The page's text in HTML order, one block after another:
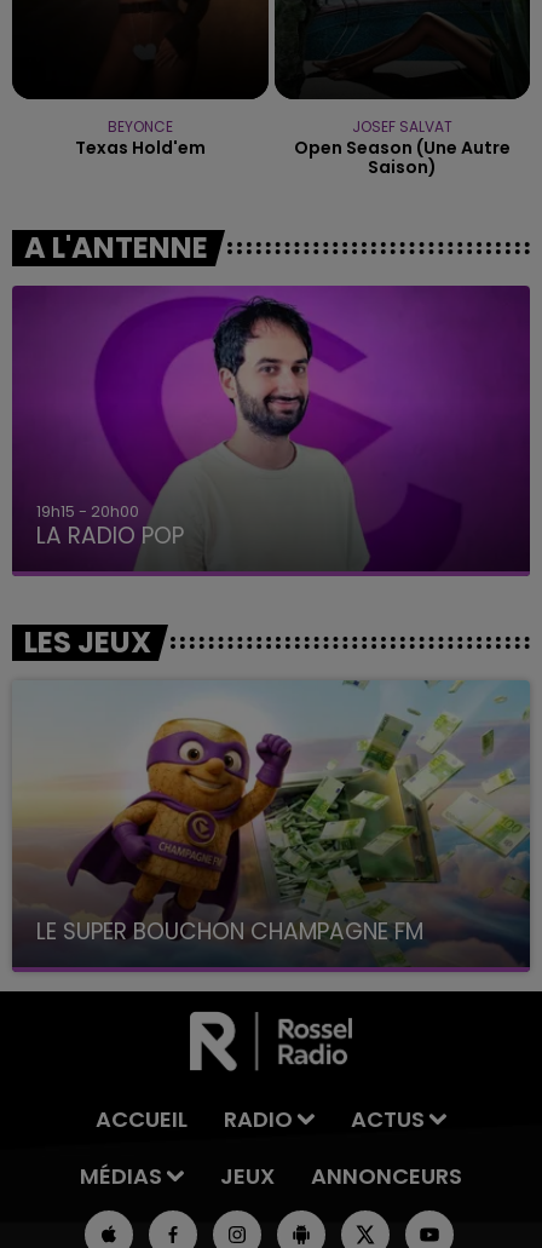
BEYONCE
Texas Hold'em
JOSEF SALVAT
Open Season (une Autre
Saison)
A L'ANTENNE
19h15 - 20h00
LA RADIO POP
LES JEUX
LE SUPER BOUCHON CHAMPAGNE FM
avec La Famille Champagne FM, à 8H10
ACCUEIL RADIO
ACTUS
MÉDIAS
JEUX ANNONCEURS